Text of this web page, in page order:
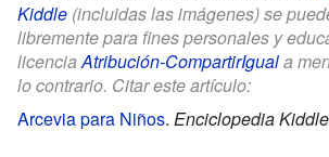
Kiddle (incluidas las imágenes) se
libremente para fines personales y
licencia Atribución-CompartirIguala
lo contrario. Citar este artículo:
Arcevia para Niños. Enciclopedia